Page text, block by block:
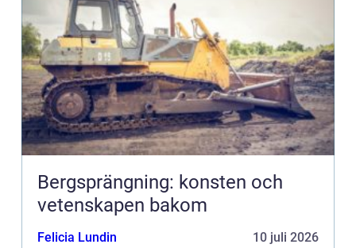
Bergsprängning: konsten och
vetenskapen bakom
Felicia Lundin 10 juli 2026